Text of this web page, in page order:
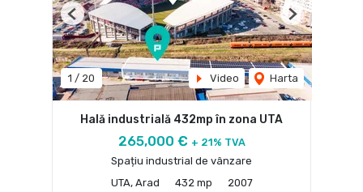
1 / 20 Video Harta
Previous Next
Hală industrială 432mp în zona UTA
265,000 € + 21% TVA
Spațiu industrial de vânzare
UTA, Arad
432 mp 2007